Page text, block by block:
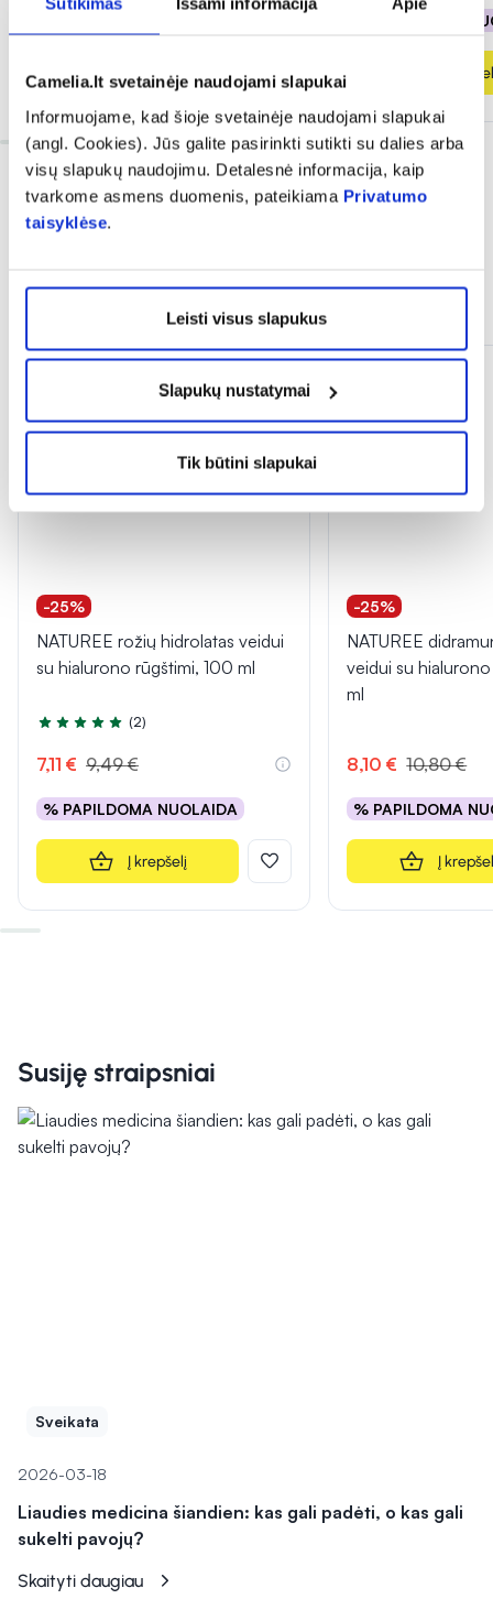
Camelia.lt svetainėje naudojami slapukai
Informuojame, kad šioje svetainėje naudojami slapukai
(angl. Cookies). Jūs galite pasirinkti sutikti su dalies arba
visų slapukų naudojimu. Detalesnė informacija, kaip
tvarkome asmens duomenis, pateikiama Privatumo
taisyklėse.
Leisti visus slapukus
Slapukų nustatymai
Tik būtini slapukai
Į krepšelį
% PAPILDOMA
Į
Dažnai perkama kartu
-25%
NATUREE rožių hidrolatas veidui
su hialurono rūgštimi, 100 ml
Įvertinimas 5.0 iš 5
(2)
7,11 € 9,49 €
% PAPILDOMA NUOLAIDA
Į krepšelį
-25%
NATUREE
veidui su
ml
8,10 € 10,80 €
% PAPILDOMA
Į
Susiję straipsniai
Sveikata
2026-03-18
Liaudies medicina šiandien: kas gali padėti, o kas gali
sukelti pavojų?
Skaityti daugiau